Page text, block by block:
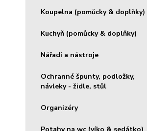
Koupelna (pomůcky & doplňky)
Kuchyň (pomůcky & doplňky)
Nářadí a nástroje
Ochranné špunty, podložky,
návleky - židle, stůl
Organizéry